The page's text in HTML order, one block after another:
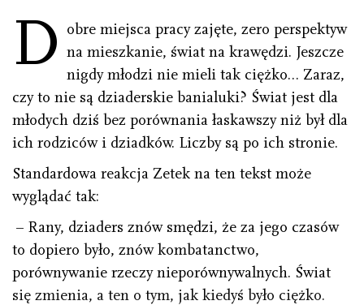
D obre miejsca pracy zajęte, zero perspektyw
na mieszkanie, świat na krawędzi. Jeszcze
nigdy młodzi nie mieli tak ciężko… Zaraz,
czy to nie są dziaderskie banialuki? Świat jest dla
młodych dziś bez porównania łaskawszy niż był dla
ich rodziców i dziadków. Liczby są po ich stronie.
Standardowa reakcja Zetek na ten tekst może
wyglądać tak:
– Rany, dziaders znów smędzi, że za jego czasów
to dopiero było, znów kombatanctwo,
porównywanie rzeczy nieporównywalnych. Świat
się zmienia, a ten o tym, jak kiedyś było ciężko.